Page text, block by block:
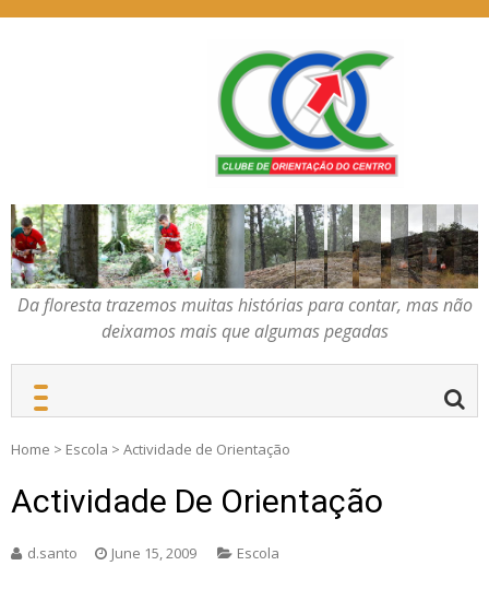
COC – CLUBE DE
ORIENTAÇÃO DO
CENTRO
Da floresta trazemos
muitas histórias para
contar, mas não deixamos
mais que algumas
pegadas
Da floresta trazemos muitas histórias para contar, mas não
deixamos mais que algumas pegadas
Home > Escola > Actividade de Orientação
Actividade De Orientação
d.santo June 15, 2009 Escola